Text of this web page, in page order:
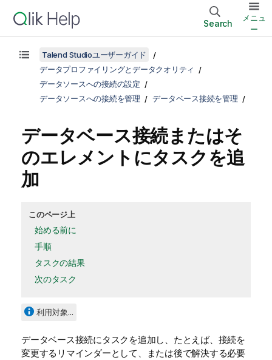
Search
メニュ
ー
Talend Studioユーザーガイド
データプロファイリングとデータクオリティ
データソースへの接続の設定
データソースへの接続を管理
データベース接続を管理
データベース接続またはそ
のエレメントにタスクを追
加
このページ上
始める前に
手順
タスクの結果
次のタスク
利用対象...
データベース接続にタスクを追加し、たとえば、接続を
変更するリマインダーとして、または後で解決する必要